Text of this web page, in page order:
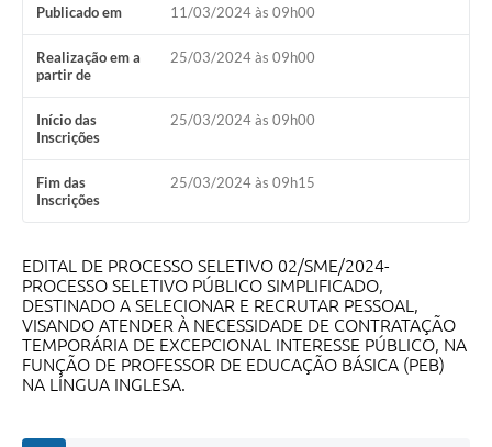
Contas Públicas
Legislação
Editais
Links
Serviços Online
Telefones Úteis
Enquete
Jornal
Agenda
SIC
Diário Oficial
Publicado em 11/03/2024 às 09h00
Realização em a
partir de
25/03/2024 às 09h00
Início das
Inscrições
25/03/2024 às 09h00
Fim das
Inscrições
25/03/2024 às 09h15
EDITAL DE PROCESSO SELETIVO 02/SME/2024-
PROCESSO SELETIVO PÚBLICO SIMPLIFICADO,
DESTINADO A SELECIONAR E RECRUTAR PESSOAL,
VISANDO ATENDER À NECESSIDADE DE CONTRATAÇÃO
TEMPORÁRIA DE EXCEPCIONAL INTERESSE PÚBLICO, NA
FUNÇÃO DE PROFESSOR DE EDUCAÇÃO BÁSICA (PEB)
NA LÍNGUA INGLESA.